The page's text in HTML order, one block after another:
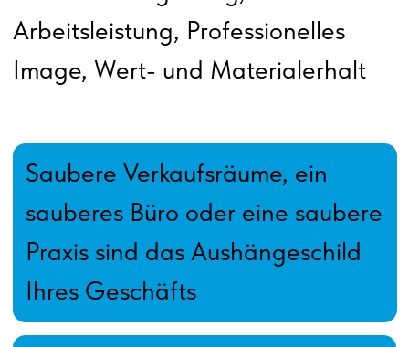
angenehme Arbeitsatmosphäre
und einen positiven Eindruck
bei Kunden, Mitarbeitern und
Der wichtigste Eindruck für den
Kunden ist der erste Eindruck. Es
ist schwer, einen ersten Eindruck
Unsere
Reinigungsleistungen für